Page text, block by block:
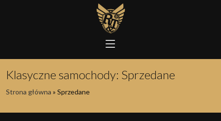
Klasyczne samochody: Sprzedane
Strona główna » Sprzedane